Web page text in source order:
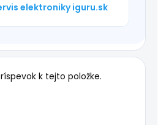
elektroniky iguru.sk
k tejto položke.